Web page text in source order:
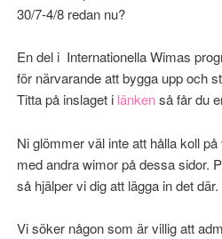
30/7-4/8 redan nu?
En del i Internationella Wimas
för närvarande att bygga upp och
Titta på inslaget i länkenså får du
Ni glömmer väl inte att hålla koll
med andra wimor på dessa sidor.
så hjälper vi dig att lägga in det där.
Vi söker någon som är villig att